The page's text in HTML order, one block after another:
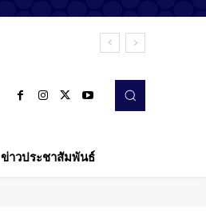
ข่าวประชาสัมพันธ์